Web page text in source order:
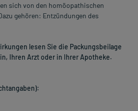
sich von den homöopathischen
gehören: Entzündungen des
lesen Sie die Packungsbeilage
Ihren Arzt oder in Ihrer Apotheke.